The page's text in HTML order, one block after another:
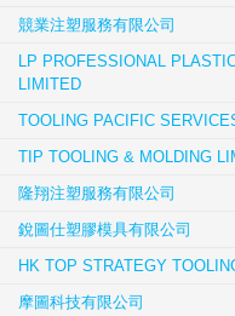
競業注塑服務有限公司
LP PROFESSIONAL
LIMITED
TOOLING PACIFIC
TIP TOOLING & MOLDING
隆翔注塑服務有限公司
銳圖仕塑膠模具有限公司
HK TOP STRATEGY
摩圖科技有限公司